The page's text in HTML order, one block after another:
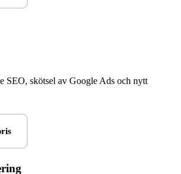
SEO, skötsel av Google Ads och nytt